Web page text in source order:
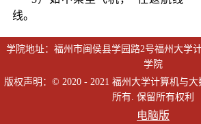
线。
学院地址：福州市闽侯县学园路2号福州大学
学院
版权声明：© 2020 - 2021 福州大学计算机与
所有. 保留所有权利
电脑版